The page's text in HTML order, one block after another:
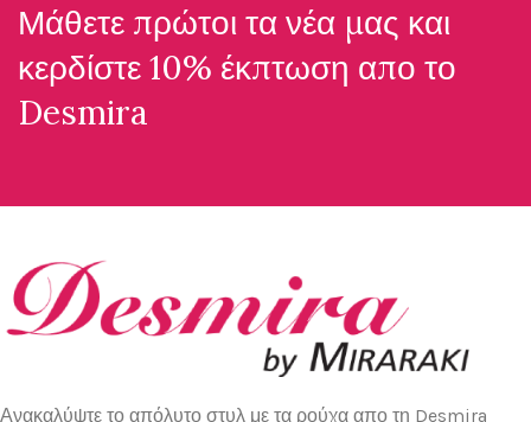
Μάθετε πρώτοι τα νέα μας και
κερδίστε 10% έκπτωση απο το
Desmira
Ανακαλύψτε το απόλυτο στυλ με τα ρούχα απο τη Desmira